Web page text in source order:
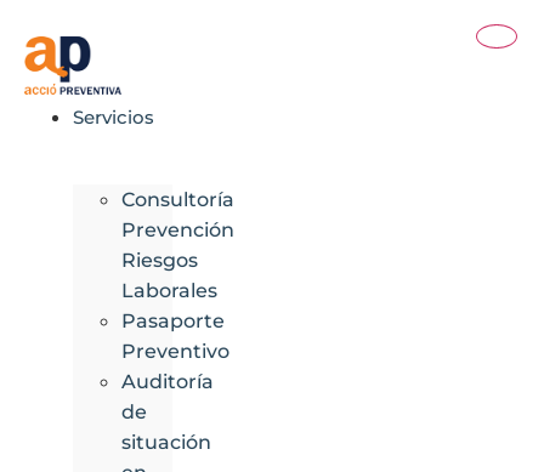
contenido
Servicios
Consultoría
Prevención
Riesgos
Laborales
Pasaporte
Preventivo
Auditoría
de
situación